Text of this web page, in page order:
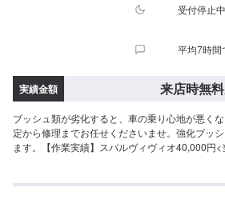
受付停止中
平均7時間
実績金額 来店時無
ブッシュ類が劣化すると、車の乗り心地が悪く
定から修理までお任せくださいませ。強化ブッ
ます。【作業実績】スバルヴィヴィオ40,000円<
自動車整備工場！どんなことでもご相談下さい